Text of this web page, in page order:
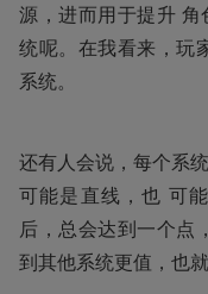
源，进⽽用于提升
统呢。在我看来，玩
系统。
还有⼈会说，每个系
可能是直线，也 可
后，总会达到⼀个点
到其他系统更值，也